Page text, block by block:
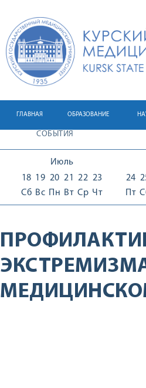
ГЛАВНАЯ ОБРАЗОВАНИЕ
СОБЫТИЯ
Июль
18
Сб
19
Вс
20
Пн
21
Вт
22
Ср
23
Чт
24
Пт